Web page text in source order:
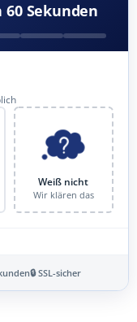
Sekunden
Weiß nicht
Wir klären das
🔒 SSL-sicher